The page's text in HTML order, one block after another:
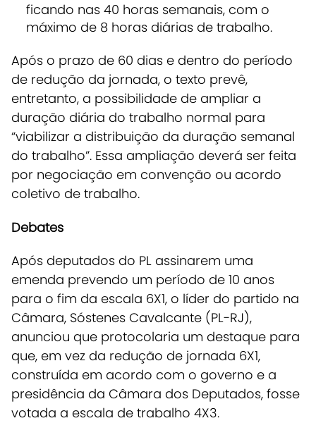
ficando nas 40 horas semanais, com o
máximo de 8 horas diárias de trabalho.
Após o prazo de 60 dias e dentro do período
de redução da jornada, o texto prevê,
entretanto, a possibilidade de ampliar a
duração diária do trabalho normal para
“viabilizar a distribuição da duração semanal
do trabalho”. Essa ampliação deverá ser feita
por negociação em convenção ou acordo
coletivo de trabalho.
Debates
Após deputados do PL assinarem uma
emenda prevendo um período de 10 anos
para o fim da escala 6X1, o líder do partido na
Câmara, Sóstenes Cavalcante (PL-RJ),
anunciou que protocolaria um destaque para
que, em vez da redução de jornada 6X1,
construída em acordo com o governo e a
presidência da Câmara dos Deputados, fosse
votada a escala de trabalho 4X3.